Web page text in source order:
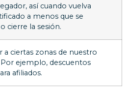
así cuando vuelva
a menos que se
cierre la sesión.
a ciertas zonas de nuestro
ejemplo, descuentos
afiliados.